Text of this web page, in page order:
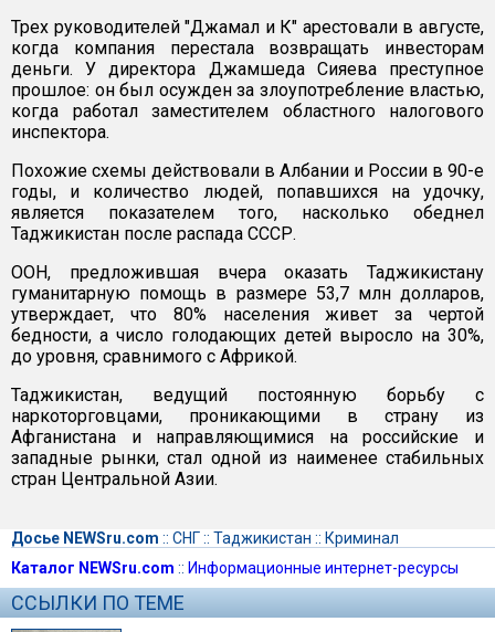
Трех руководителей "Джамал и К" арестовали в августе,
когда компания перестала возвращать инвесторам
деньги. У директора Джамшеда Сияева преступное
прошлое: он был осужден за злоупотребление властью,
когда работал заместителем областного налогового
инспектора.
Похожие схемы действовали в Албании и России в 90-е
годы, и количество людей, попавшихся на удочку,
является показателем того, насколько обеднел
Таджикистан после распада СССР.
ООН, предложившая вчера оказать Таджикистану
гуманитарную помощь в размере 53,7 млн долларов,
утверждает, что 80% населения живет за чертой
бедности, а число голодающих детей выросло на 30%,
до уровня, сравнимого с Африкой.
Таджикистан, ведущий постоянную борьбу с
наркоторговцами, проникающими в страну из
Афганистана и направляющимися на российские и
западные рынки, стал одной из наименее стабильных
стран Центральной Азии.
Досье NEWSru.com :: СНГ:: Таджикистан :: Криминал
Каталог NEWSru.com :: Информационные интернет-ресурсы
ССЫЛКИ ПО ТЕМЕ